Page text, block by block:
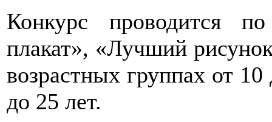
Конкурс проводится
плакат», «Лучший
возрастных группах от
до 25 лет.